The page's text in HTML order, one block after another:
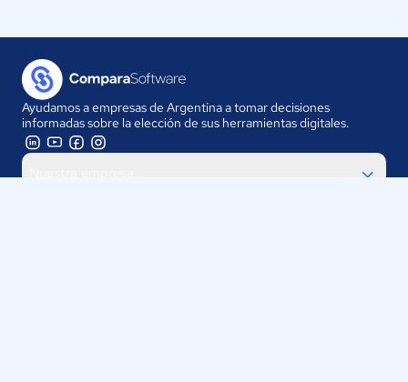
Ayudamos a empresas de Argentina a tomar decisiones
informadas sobre la elección de sus herramientas digitales.